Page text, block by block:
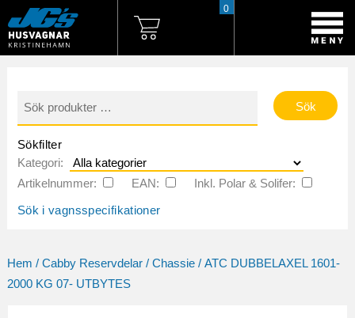
0
efter:
Sökfilter
Kategori:
Artikelnummer:
EAN:
Inkl. Polar & Solifer:
Sök i vagnsspecifikationer
Hem / Cabby Reservdelar/ Chassie/ ATC DUBBELAXEL 1601-
2000 KG 07- UTBYTES